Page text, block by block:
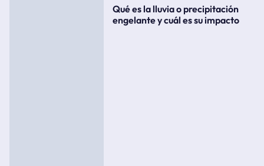
Qué es la lluvia o precipitación
engelante y cuál es su impacto